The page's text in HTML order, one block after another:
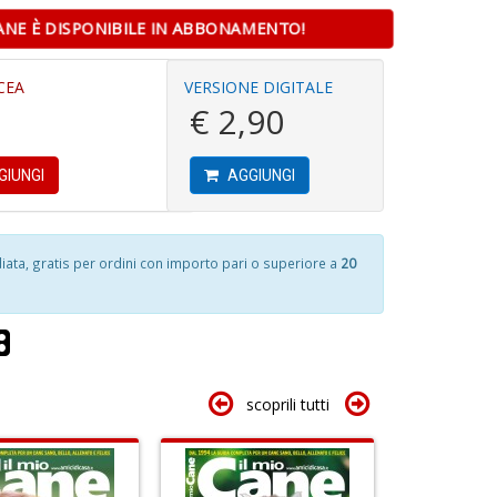
È DISPONIBILE IN ABBONAMENTO!
VERSIONE DIGITALE
€ 2,90
AGGIUNGI
gratis per ordini con importo pari o superiore a 20
scoprili tutti